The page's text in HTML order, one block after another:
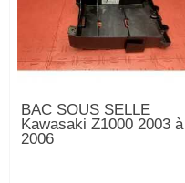
BAC SOUS SELLE
Kawasaki Z1000 2003 à
2006